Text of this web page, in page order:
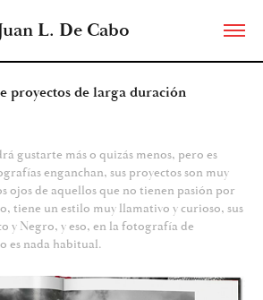
L. De Cabo
proyectos de larga duración
gustarte más o quizás menos, pero es
enganchan, sus proyectos son muy
ojos de aquellos que no tienen pasión por
tiene un estilo muy llamativo y curioso, sus
y Negro, y eso, en la fotografía de
es nada habitual.